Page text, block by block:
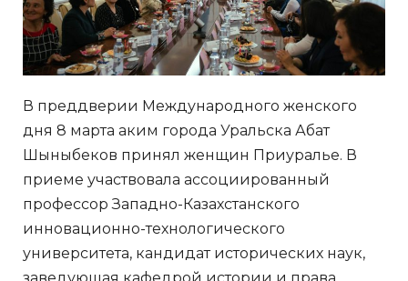
В преддверии Международного женского
дня 8 марта аким города Уральска Абат
Шыныбеков принял женщин Приуралье. В
приеме участвовала ассоциированный
профессор Западно-Казахстанского
инновационно-технологического
университета, кандидат исторических наук,